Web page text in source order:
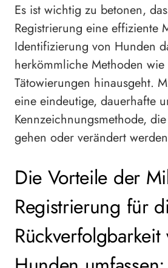
Es ist wichtig zu betonen,
Registrierung eine effiziente
Identifizierung von Hunden
herkömmliche Methoden
Tätowierungen hinausgeht.
eine eindeutige, dauerhafte
Kennzeichnungsmethode,
gehen oder verändert
Die Vorteile der
Registrierung für
Rückverfolgbarkeit